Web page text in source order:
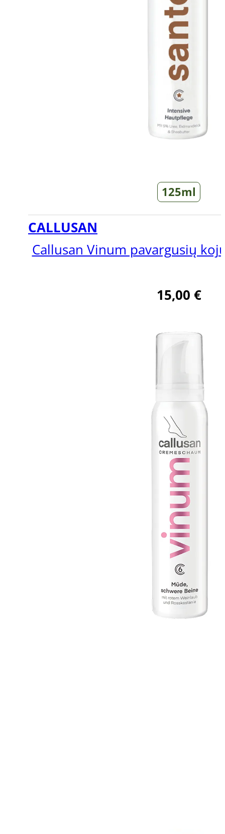
125ml
CALLUSAN
Callusan Vinum pavargusių
15,00 €